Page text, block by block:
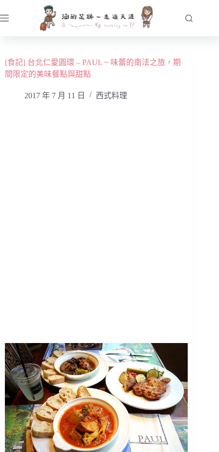
至
容[食記] 台北仁愛圓環 – PAUL ~ 味蕾的南法之旅，期
間限定的美味餐點與甜點
2017 年 7 月 11 日 西式料理